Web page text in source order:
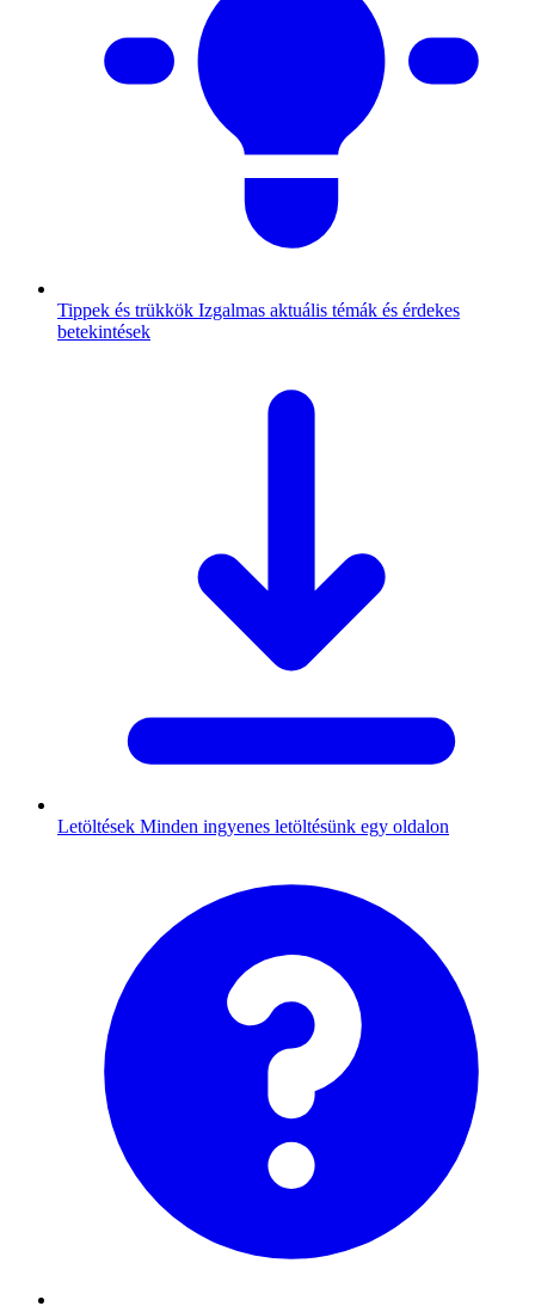
Tippek és trükkök Izgalmas aktuális témák és érdekes
betekintések
Letöltések Minden ingyenes letöltésünk egy oldalon